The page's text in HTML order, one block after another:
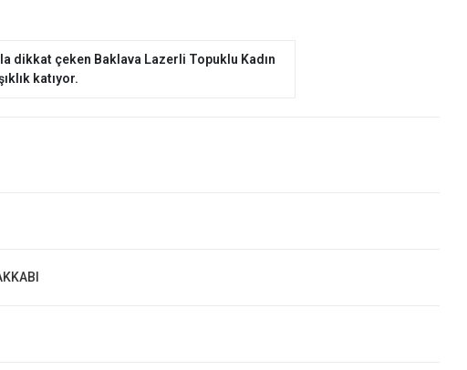
dikkat çeken Baklava Lazerli Topuklu Kadın
katıyor.